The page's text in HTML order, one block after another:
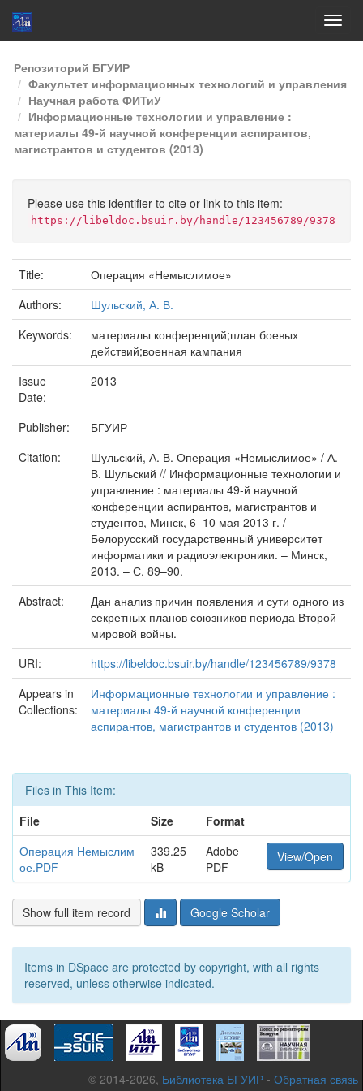
Skip
navigation
Репозиторий БГУИР
Факультет информационных технологий и управления
Научная работа ФИТиУ
Информационные технологии и управление :
материалы 49-й научной конференции аспирантов,
магистрантов и студентов (2013)
Please use this identifier to cite or link to this item:
https://libeldoc.bsuir.by/handle/123456789/9378
Title:
Операция «Немыслимое»
Authors:
Шульский, А. В.
Keywords:
материалы конференций;план боевых
действий;военная кампания
Issue
Date:
2013
Publisher:
БГУИР
Citation:
Шульский, А. В. Операция «Немыслимое» / А.
В. Шульский // Информационные технологии и
управление : материалы 49-й научной
конференции аспирантов, магистрантов и
студентов, Минск, 6–10 мая 2013 г. /
Белорусский государственный университет
информатики и радиоэлектроники. – Минск,
2013. – С. 89–90.
Abstract:
Дан анализ причин появления и сути одного из
секретных планов союзников периода Второй
мировой войны.
URI:
https://libeldoc.bsuir.by/handle/123456789/9378
Appears in
Collections:
Информационные технологии и управление :
материалы 49-й научной конференции
аспирантов, магистрантов и студентов (2013)
Files in This Item:
File
Size
Format
Операция Немыслим
ое.PDF
339.25
kB
Adobe
PDF
View/Open
Show full item record Google Scholar
Items in DSpace are protected by copyright, with all rights
reserved, unless otherwise indicated.
© 2014-2026, Библиотека БГУИР - Обратная связь